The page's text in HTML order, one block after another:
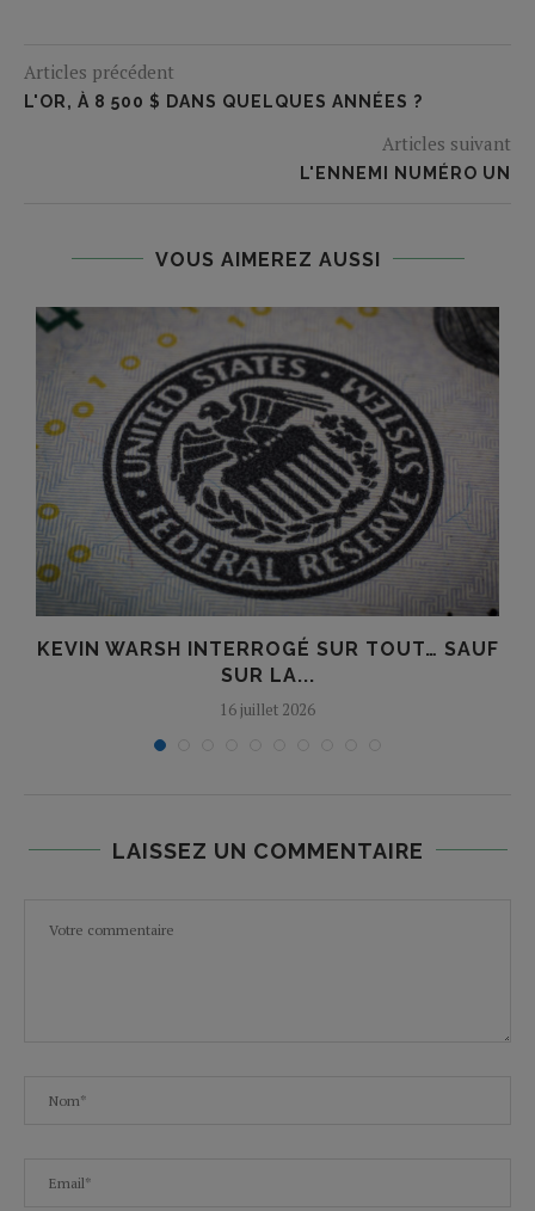
Articles précédent
L'OR, À 8 500 $ DANS QUELQUES ANNÉES ?
Articles suivant
L'ENNEMI NUMÉRO UN
VOUS AIMEREZ AUSSI
KEVIN WARSH INTERROGÉ SUR TOUT… SAUF
SUR LA...
16 juillet 2026
LAISSEZ UN COMMENTAIRE